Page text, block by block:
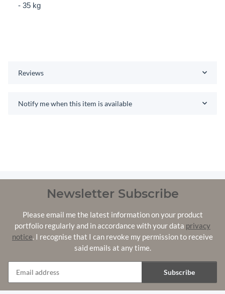
- 35 kg
Reviews
Notify me when this item is available
Newsletter Subscribe
Please email me the latest information on your product
portfolio regularly and in accordance with your data privacy
notice. I recognise that I can revoke my permission to receive
said emails at any time.
Subscribe